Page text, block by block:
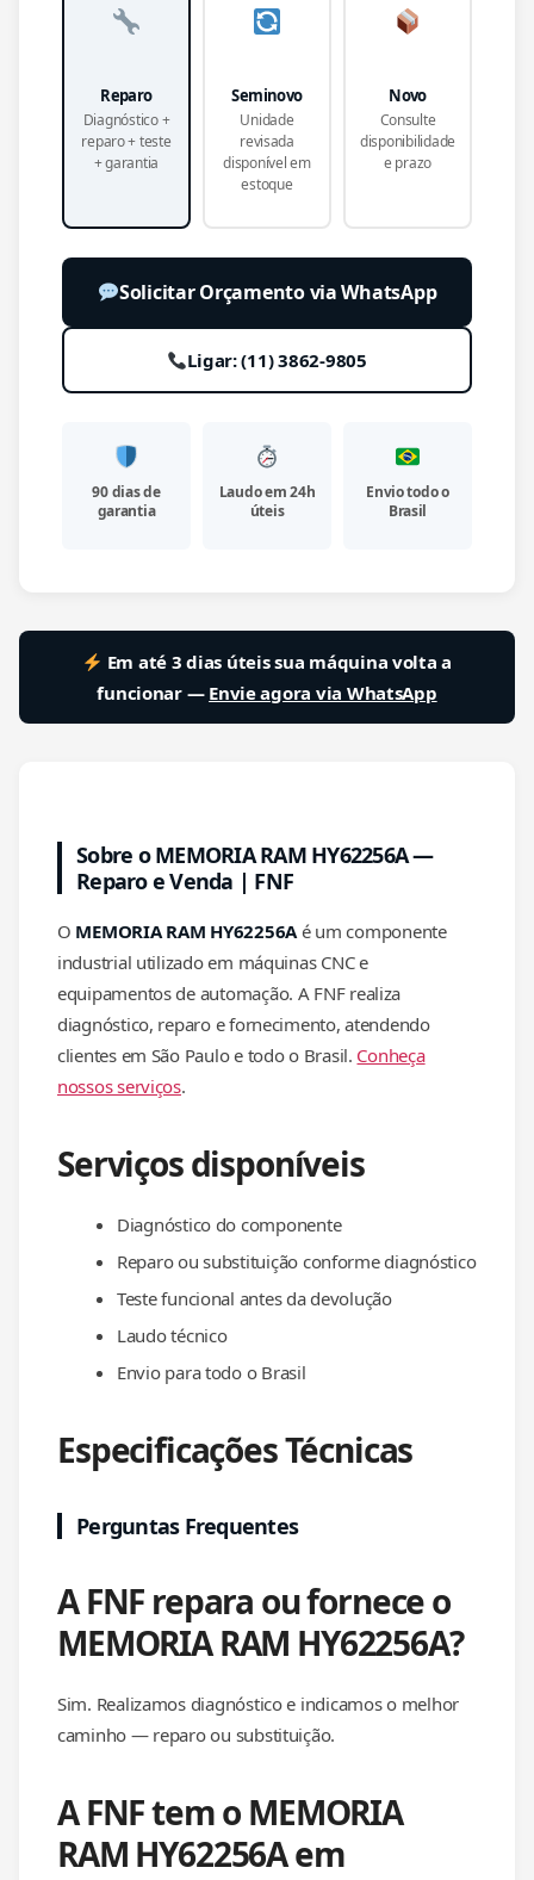
Reparo
Diagnóstico +
reparo + teste
+ garantia
Seminovo
Unidade
revisada
disponível em
estoque
Novo
Consulte
disponibilidade
e prazo
Solicitar Orçamento via WhatsApp
Ligar: (11) 3862-9805
90 dias de
garantia
Laudo em 24h
úteis
Envio todo o
Brasil
Em até 3 dias úteis sua máquina volta a
funcionar — Envie agora via WhatsApp
Sobre o MEMORIA RAM HY62256A —
Reparo e Venda | FNF
O MEMORIA RAM HY62256Aé um componente
industrial utilizado em máquinas CNC e
equipamentos de automação. A FNF realiza
diagnóstico, reparo e fornecimento, atendendo
clientes em São Paulo e todo o Brasil. Conheça
nossos serviços.
Serviços disponíveis
Diagnóstico do componente
Reparo ou substituição conforme diagnóstico
Teste funcional antes da devolução
Laudo técnico
Envio para todo o Brasil
Especificações Técnicas
Perguntas Frequentes
A FNF repara ou fornece o
MEMORIA RAM HY62256A?
Sim. Realizamos diagnóstico e indicamos o melhor
caminho — reparo ou substituição.
A FNF tem o MEMORIA
RAM HY62256A em